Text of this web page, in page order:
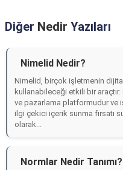
Diğer Nedir Yazıları
Nimelid Nedir?
Nimelid, birçok işletmenin
kullanabileceği etkili bir
ve pazarlama platformudur ve
ilgi çekici içerik sunma fırsatı
olarak...
Normlar Nedir Tanımı?